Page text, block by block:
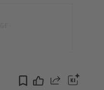
Teilen